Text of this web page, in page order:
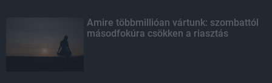
Amire többmillióan vártunk: szombattól
másodfokúra csökken a riasztás